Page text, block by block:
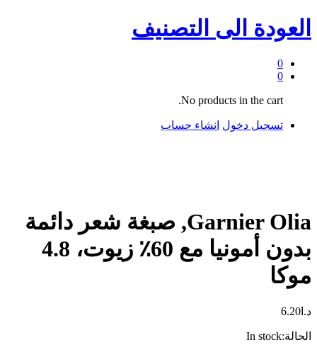
العودة الى التصنيف
0
0
No products in the cart.
تسجيل دخول انشاء حساب
Garnier Olia, صبغة شعر دائمة
بدون أمونيا مع 60٪ زيوت، 4.8
موكا
د.ا 6.20
الحالة:In stock